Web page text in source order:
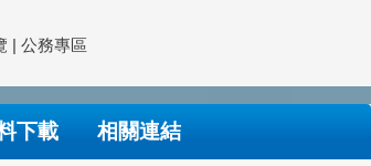
| 公務專區
下載 相關連結